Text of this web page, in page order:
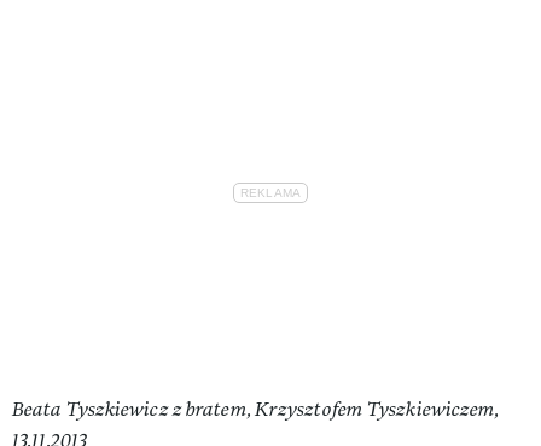
Beata Tyszkiewicz z bratem, Krzysztofem Tyszkiewiczem,
13.11.2013